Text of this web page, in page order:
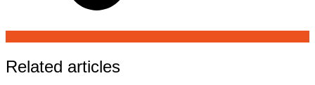
Related articles